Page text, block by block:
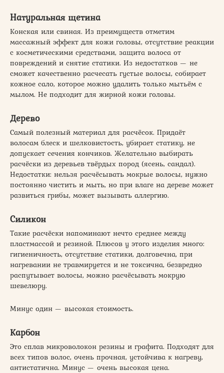
Натуральная щетина
Конская или свиная. Из преимуществ отметим
массажный эффект для кожи головы, отсутствие реакции
с косметическими средствами, защита волоса от
повреждений и снятие статики. Из недостатков — не
сможет качественно расчесать густые волосы, собирает
кожное сало, которое можно удалить только мытьём с
мылом. Не подходит для жирной кожи головы.
Дерево
Самый полезный материал для расчёсок. Придаёт
волосам блеск и шелковистость, убирает статику, не
допускает сечения кончиков. Желательно выбирать
расчёски из деревьев твёрдых пород (ясень, сандал).
Недостатки: нельзя расчёсывать мокрые волосы, нужно
постоянно чистить и мыть, но при влаге на дереве может
развиться грибы, может вызывать аллергию.
Силикон
Такие расчёски напоминают нечто среднее между
пластмассой и резиной. Плюсов у этого изделия много:
гигиеничность, отсутствие статики, долговечна, при
нагревании не травмируется и не токсична, безвредно
распутывает волосы, можно расчёсывать мокрую
шевелюру.
Минус один — высокая стоимость.
Карбон
Это сплав микроволокон резины и графита. Подходят для
всех типов волос, очень прочная, устойчива к нагреву,
антистатична. Минус — очень высокая цена.